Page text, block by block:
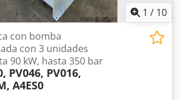
1 / 10
con bomba
con 3 unidades
90 kW, hasta 350 bar
PV046, PV016,
A4ES0